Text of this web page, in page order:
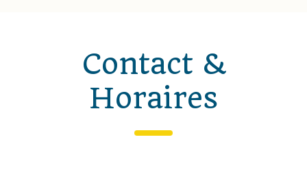
Contact &
Horaires